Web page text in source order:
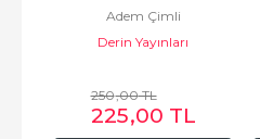
Adem Çimli
Derin Yayınları
250,00TL
225,00 TL